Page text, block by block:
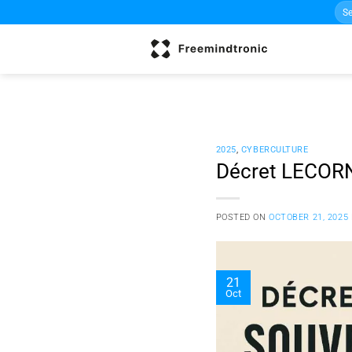
to
for:
2025, CYBERCULTURE
Décret
POSTED ONOCTOBER 21, 2025
21
Oct